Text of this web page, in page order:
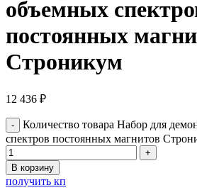
объемных
постоянных
Строникум
12 436 ₽
Количество товара Набор для
спектров постоянных магнитов
В корзину
получить кп